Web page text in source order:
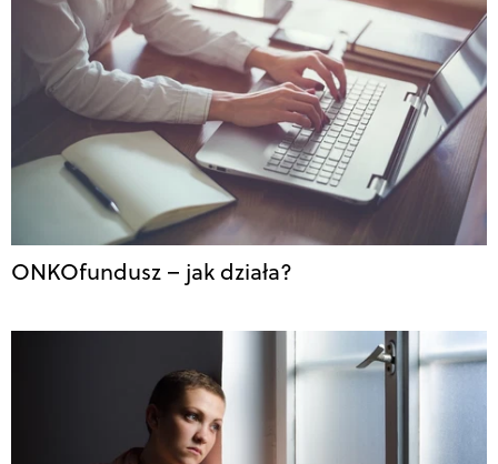
ONKOfundusz – jak działa?